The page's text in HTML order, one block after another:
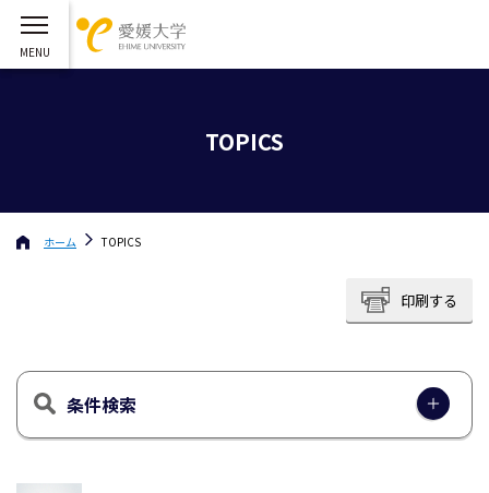
TOPICS
ホーム TOPICS
印刷する
条件検索